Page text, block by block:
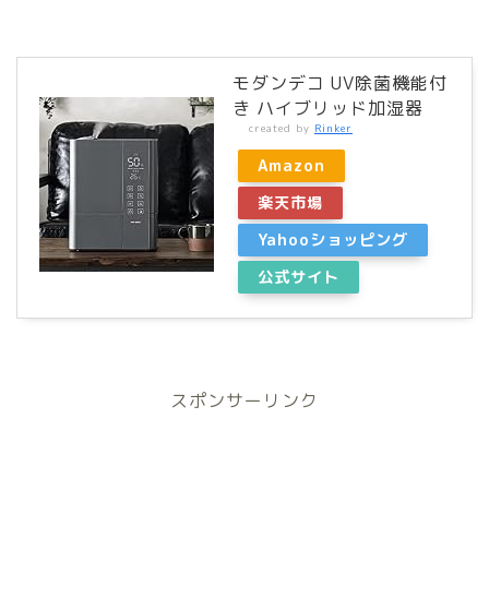
モダンデコ UV除菌機能付
き ハイブリッド加湿器
created by Rinker
Amazon
楽天市場
Yahooショッピング
公式サイト
スポンサーリンク